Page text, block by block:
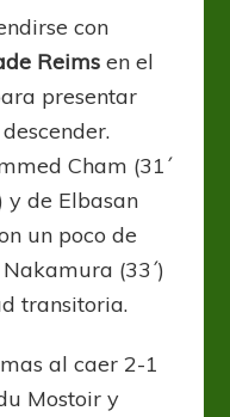
con
Reims en el
presentar
Cham (31´
y de Elbasan
un poco de
Nakamura (33´)
transitoria.
al caer 2-1
Mostoir y